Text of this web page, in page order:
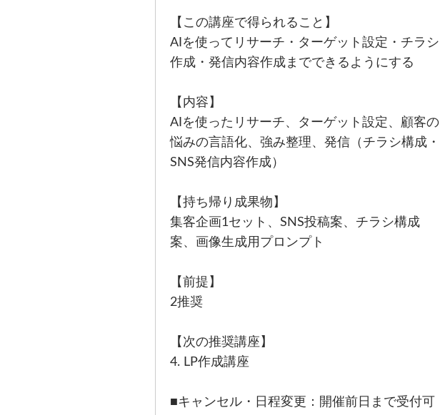
【この講座で得られること】
AIを使ってリサーチ・ターゲット設定・チラシ
作成・発信内容作成までできるようにする
【内容】
AIを使ったリサーチ、ターゲット設定、顧客の
悩みの言語化、強み整理、発信（チラシ構成・
SNS発信内容作成）
【持ち帰り成果物】
集客企画1セット、SNS投稿案、チラシ構成
案、画像生成用プロンプト
【前提】
2推奨
【次の推奨講座】
4. LP作成講座
■キャンセル・日程変更：開催前日まで受付可